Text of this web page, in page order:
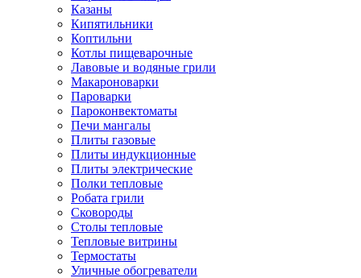
Казаны
Кипятильники
Коптильни
Котлы пищеварочные
Лавовые и водяные грили
Макароноварки
Пароварки
Пароконвектоматы
Печи мангалы
Плиты газовые
Плиты индукционные
Плиты электрические
Полки тепловые
Робата грили
Сковороды
Столы тепловые
Тепловые витрины
Термостаты
Уличные обогреватели